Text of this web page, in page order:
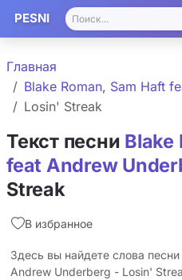
PESNI
Главная
Blake Roman, Sam Haft
Losin' Streak
Текст песни Blake
feat Andrew
Streak
В избранное
Здесь вы найдете слова
Andrew Underberg - Losin'